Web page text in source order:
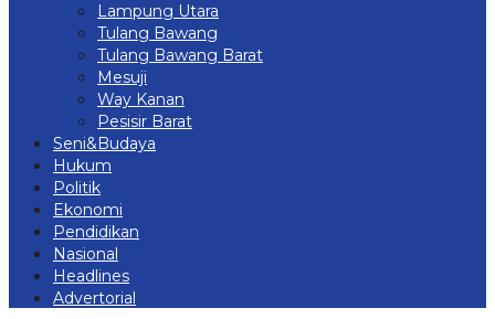
Lampung Utara
Tulang Bawang
Tulang Bawang Barat
Mesuji
Way Kanan
Pesisir Barat
Seni&Budaya
Hukum
Politik
Ekonomi
Pendidikan
Nasional
Headlines
Advertorial